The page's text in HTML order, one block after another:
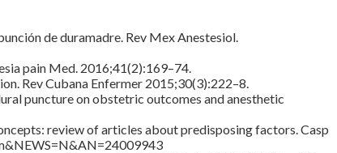
de duramadre. Rev Mex Anestesiol.
pain Med. 2016;41(2):169–74.
Rev Cubana Enfermer 2015;30(3):222–8.
puncture on obstetric outcomes and anesthetic
review of articles about predisposing factors. Casp